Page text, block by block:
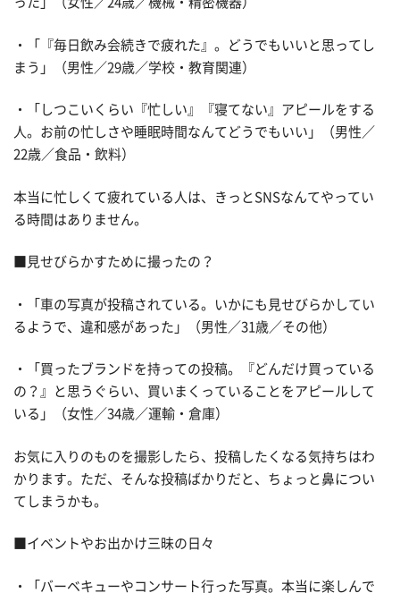
・「『毎日飲み会続きで疲れた』。どうでもいいと思ってし
まう」（男性／29歳／学校・教育関連）
・「しつこいくらい『忙しい』『寝てない』アピールをする
人。お前の忙しさや睡眠時間なんてどうでもいい」（男性／
22歳／食品・飲料）
本当に忙しくて疲れている人は、きっとSNSなんてやってい
る時間はありません。
■見せびらかすために撮ったの？
・「車の写真が投稿されている。いかにも見せびらかしてい
るようで、違和感があった」（男性／31歳／その他）
・「買ったブランドを持っての投稿。『どんだけ買っている
の？』と思うぐらい、買いまくっていることをアピールして
いる」（女性／34歳／運輸・倉庫）
お気に入りのものを撮影したら、投稿したくなる気持ちはわ
かります。ただ、そんな投稿ばかりだと、ちょっと鼻につい
てしまうかも。
■イベントやお出かけ三昧の日々
・「バーベキューやコンサート行った写真。本当に楽しんで